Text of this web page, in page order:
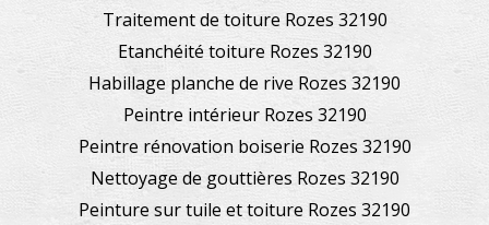
Traitement de toiture Rozes 32190
Etanchéité toiture Rozes 32190
Habillage planche de rive Rozes 32190
Peintre intérieur Rozes 32190
Peintre rénovation boiserie Rozes 32190
Nettoyage de gouttières Rozes 32190
Peinture sur tuile et toiture Rozes 32190